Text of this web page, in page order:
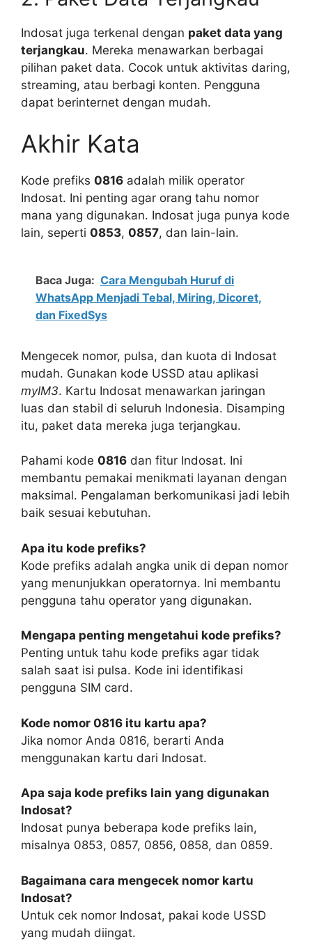
Indosat juga terkenal dengan paket data yang
terjangkau. Mereka menawarkan berbagai
pilihan paket data. Cocok untuk aktivitas daring,
streaming, atau berbagi konten. Pengguna
dapat berinternet dengan mudah.
Akhir Kata
Kode prefiks 0816 adalah milik operator
Indosat. Ini penting agar orang tahu nomor
mana yang digunakan. Indosat juga punya kode
lain, seperti 0853, 0857, dan lain-lain.
Baca Juga: Cara Mengubah Huruf di
WhatsApp Menjadi Tebal, Miring, Dicoret,
dan FixedSys
Mengecek nomor, pulsa, dan kuota di Indosat
mudah. Gunakan kode USSD atau aplikasi
myIM3. Kartu Indosat menawarkan jaringan
luas dan stabil di seluruh Indonesia. Disamping
itu, paket data mereka juga terjangkau.
Pahami kode 0816 dan fitur Indosat. Ini
membantu pemakai menikmati layanan dengan
maksimal. Pengalaman berkomunikasi jadi lebih
baik sesuai kebutuhan.
Apa itu kode prefiks?
Kode prefiks adalah angka unik di depan nomor
yang menunjukkan operatornya. Ini membantu
pengguna tahu operator yang digunakan.
Mengapa penting mengetahui kode prefiks?
Penting untuk tahu kode prefiks agar tidak
salah saat isi pulsa. Kode ini identifikasi
pengguna SIM card.
Kode nomor 0816 itu kartu apa?
Jika nomor Anda 0816, berarti Anda
menggunakan kartu dari Indosat.
Apa saja kode prefiks lain yang digunakan
Indosat?
Indosat punya beberapa kode prefiks lain,
misalnya 0853, 0857, 0856, 0858, dan 0859.
Bagaimana cara mengecek nomor kartu
Indosat?
Untuk cek nomor Indosat, pakai kode USSD
yang mudah diingat.